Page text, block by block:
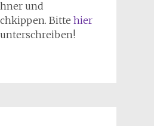
und
Bitte hier